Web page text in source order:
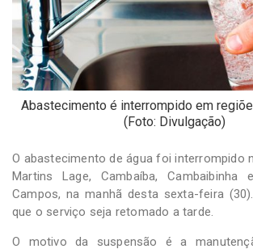
Sistemas
Abastecimento é interrompido em
(Foto: Divulgação)
O abastecimento de água foi interrompido
Martins Lage, Cambaíba, Cambaibinha
Campos, na manhã desta sexta-feira
que o serviço seja retomado a tarde.
O motivo da suspensão é a